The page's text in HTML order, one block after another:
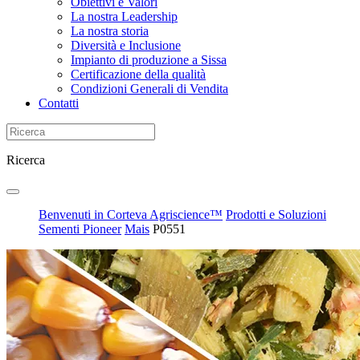
La nostra Leadership
La nostra storia
Diversità e Inclusione
Impianto di produzione a Sissa
Certificazione della qualità
Condizioni Generali di Vendita
Contatti
Ricerca
Benvenuti in Corteva Agriscience™ Prodotti e Soluzioni
Sementi Pioneer Mais P0551